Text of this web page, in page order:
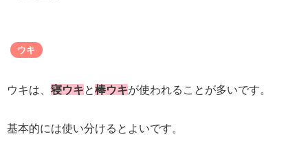
ウキ
ウキは、 寝ウキ と棒ウキが使われることが多いです。
基本的には使い分けるとよいです。